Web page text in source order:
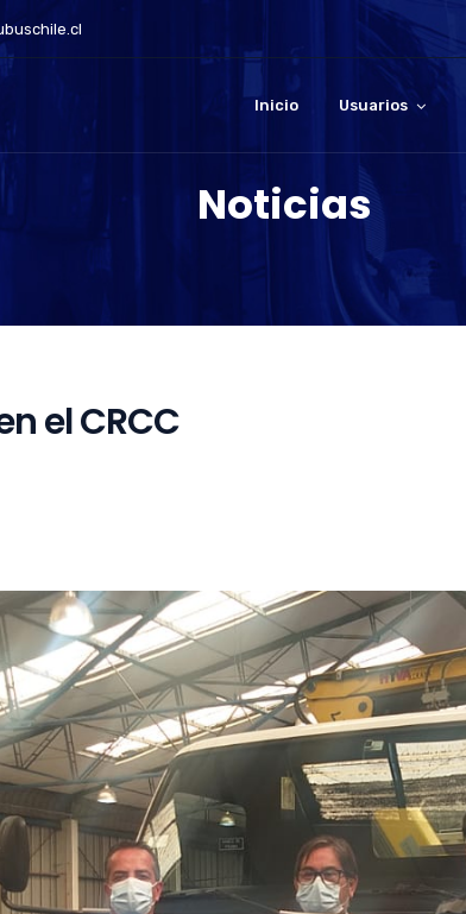
Inicio Usuarios
Noticias
el CRCC